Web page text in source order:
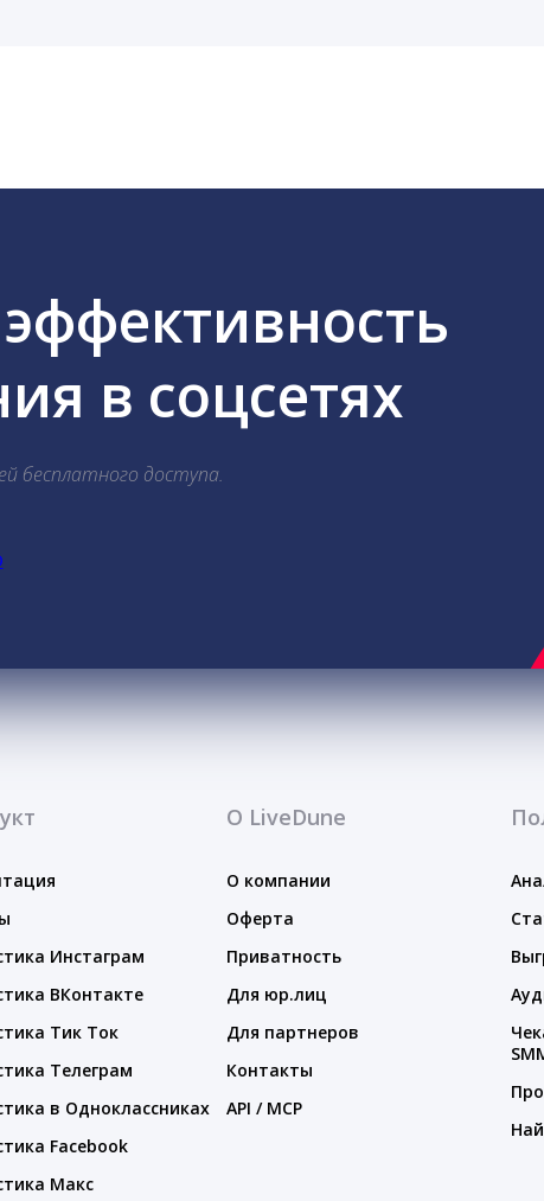
в соцсетях
бесплатного доступа.
Инстаграм
ВКонтакте
Тик Ток
Телеграм
в Одноклассниках
Facebook
Макс
О LiveDune
О компании
Оферта
Приватность
Для юр.лиц
Для партнеров
Контакты
API / MCP